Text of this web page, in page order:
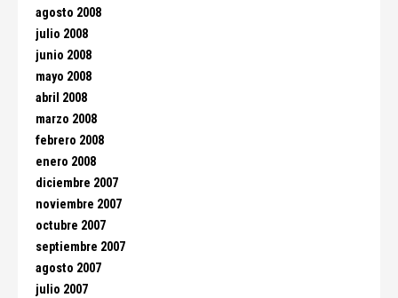
agosto 2008
julio 2008
junio 2008
mayo 2008
abril 2008
marzo 2008
febrero 2008
enero 2008
diciembre 2007
noviembre 2007
octubre 2007
septiembre 2007
agosto 2007
julio 2007